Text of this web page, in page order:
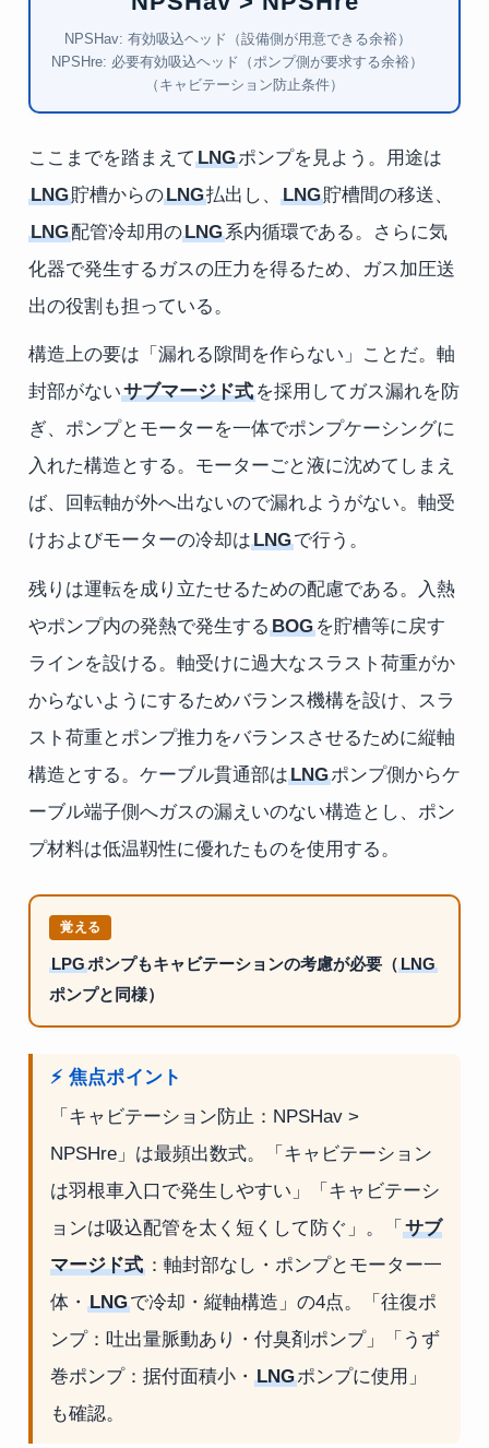
NPSHav: 有効吸込ヘッド（設備側が用意できる余裕）
NPSHre: 必要有効吸込ヘッド（ポンプ側が要求する余裕）
（キャビテーション防止条件）
ここまでを踏まえて LNGポンプを見よう。用途は
LNG貯槽からのLNG払出し、 LNG貯槽間の移送、
LNG配管冷却用のLNG系内循環である。さらに気
化器で発生するガスの圧力を得るため、ガス加圧送
出の役割も担っている。
構造上の要は「漏れる隙間を作らない」ことだ。軸
封部がないサブマージド式を採用してガス漏れを防
ぎ、ポンプとモーターを一体でポンプケーシングに
入れた構造とする。モーターごと液に沈めてしまえ
ば、回転軸が外へ出ないので漏れようがない。軸受
けおよびモーターの冷却はLNGで行う。
残りは運転を成り立たせるための配慮である。入熱
やポンプ内の発熱で発生する BOGを貯槽等に戻す
ラインを設ける。軸受けに過大なスラスト荷重がか
からないようにするためバランス機構を設け、スラ
スト荷重とポンプ推力をバランスさせるために縦軸
構造とする。ケーブル貫通部はLNGポンプ側からケ
ーブル端子側へガスの漏えいのない構造とし、ポン
プ材料は低温靱性に優れたものを使用する。
覚える
LPGポンプもキャビテーションの考慮が必要（LNG
ポンプと同様）
⚡ 焦点ポイント
「キャビテーション防止：NPSHav >
NPSHre」は最頻出数式。「キャビテーション
は羽根車入口で発生しやすい」「キャビテーシ
ョンは吸込配管を太く短くして防ぐ」。「 サブ
マージド式：軸封部なし・ポンプとモーター一
体・ LNGで冷却・縦軸構造」の4点。「往復ポ
ンプ：吐出量脈動あり・付臭剤ポンプ」「うず
巻ポンプ：据付面積小・ LNGポンプに使用」
も確認。